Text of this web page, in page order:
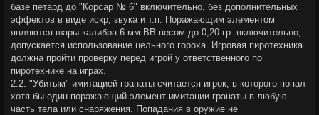
базе петард до "Корсар № 6" включительно, без дополнительных
эффектов в виде искр, звука и т.п. Поражающим элементом
являются шары калибра 6 мм ВВ весом до 0,20 гр. включительно,
допускается использование цельного гороха. Игровая пиротехника
должна пройти проверку перед игрой у ответственного по
пиротехнике на играх.
2.2. "Убитым" имитацией гранаты считается игрок, в которого попал
хотя бы один поражающий элемент имитации гранаты в любую
часть тела или снаряжения. Попадания в оружие не